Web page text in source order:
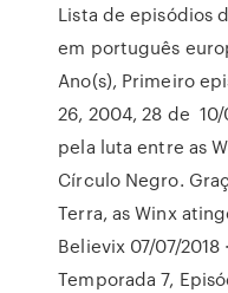
Lista de episódios
em português
Ano(s), Primeiro
26, 2004, 28 de 10/
pela luta entre as
Círculo Negro.
Terra, as Winx
Believix 07/07/2018
Temporada 7,